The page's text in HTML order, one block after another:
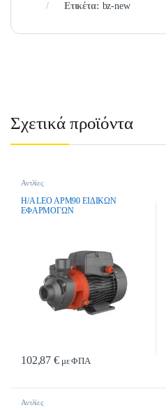
Ετικέτα: bz-new
Σχετικά προϊόντα
Αντλίες
H/A LEO APM90 EIΔIKΩN
EΦAPMOΓΩN
102,87€με ΦΠΑ
Αντλίες